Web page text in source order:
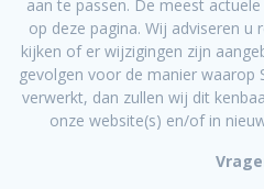
aan te passen. De meest
op deze pagina. Wij adviseren u
kijken of er wijzigingen zijn
gevolgen voor de manier waarop
verwerkt, dan zullen wij dit
onze website(s) en/of in